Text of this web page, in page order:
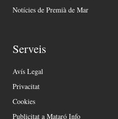
Notícies de Premià de Mar
Serveis
Avís Legal
Privacitat
Cookies
Publicitat a Mataró Info